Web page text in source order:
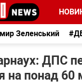
Зеленський
ДПС
на понад 60